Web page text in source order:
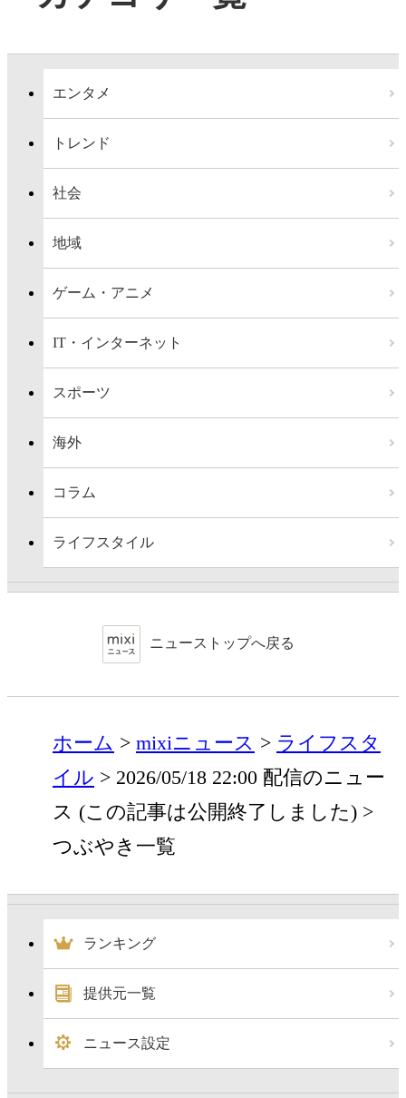
エンタメ
トレンド
社会
地域
ゲーム・アニメ
IT・インターネット
スポーツ
海外
コラム
ライフスタイル
ニューストップへ戻る
ホーム mixiニュース
ライフスタ
イル
2026/05/18 22:00 配信のニュー
ス (この記事は公開終了しました)
つぶやき一覧
ランキング
提供元一覧
ニュース設定